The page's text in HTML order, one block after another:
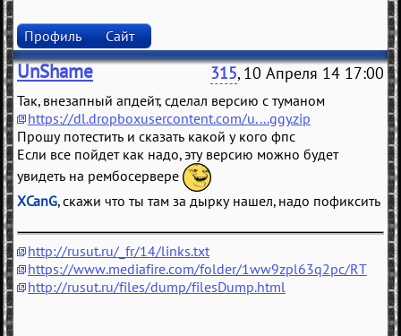
Профиль Сайт
UnShame 315, 10 Апреля 14 17:00
Так, внезапный апдейт, сделал версию с туманом
https://dl.dropboxusercontent.com/u....ggy.zip
Прошу потестить и сказать какой у кого фпс
Если все пойдет как надо, эту версию можно будет
увидеть на рембосервере
XCanG, скажи что ты там за дырку нашел, надо пофиксить
http://rusut.ru/_fr/14/links.txt
https://www.mediafire.com/folder/1ww9zpl63q2pc/RT
http://rusut.ru/files/dump/filesDump.html